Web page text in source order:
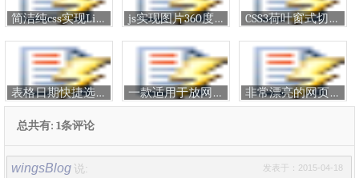
简洁纯css实现Lightbox特效 js实现图片360度旋转特效 CSS3荷叶窗式切换的幻灯片特效
表格日期快捷选择填充器特效 一款适用于放网站侧边栏的特效日历 非常漂亮的网页秒表计时器
总共有: 1条评论
wingsBlog 说: 发表于：2015-04-18